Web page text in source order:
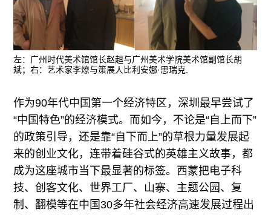
左：广州时代美术馆馆长赵趄与广州美术学院美术馆副馆长胡
斌；右：艺术家李燎与策展人比利安娜·思瑞克.
作为90年代中国第一个经济特区，深圳最早尝试了
“中国特色”的经济模式。而如今，不论是“自上而下”
的政策引导，还是靠“自下而上”的草根力量发展起
来的创业文化，连带着硅谷式的英雄主义故事，都
成为这座城市当下最显著的标签。西蒙把电子科
技、创客文化、世界工厂、山寨、主题公园、复
制、翻模等在中国30多年社会经济高速发展过程出